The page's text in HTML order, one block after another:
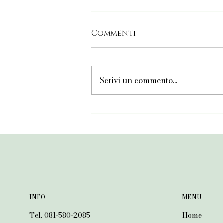
Commenti
Scrivi un commento...
INFO
Tel. 081-580-2085
MENU
Home